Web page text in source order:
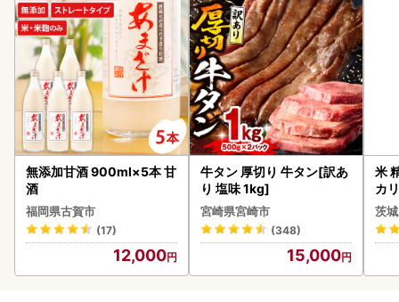
無添加甘酒 900ml×5本 甘
酒
福岡県古賀市
(17)
12,000
牛タン 厚切り 牛タン[訳あ
り 塩味 1kg]
宮崎県宮崎市
(348)
15,000
米
カ
茨